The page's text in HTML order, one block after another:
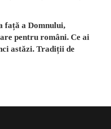
față a Domnului,
pentru români. Ce ai
astăzi. Tradiții de